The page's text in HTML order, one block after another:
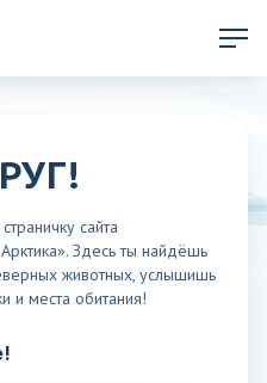
сайта
Здесь ты найдёшь
животных, услышишь
и места обитания!